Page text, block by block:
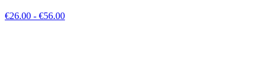
€26.00 - €56.00